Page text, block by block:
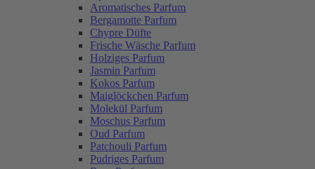
Aromatisches Parfum
Bergamotte Parfum
Chypre Düfte
Frische Wäsche Parfum
Holziges Parfum
Jasmin Parfum
Kokos Parfum
Maiglöckchen Parfum
Molekül Parfum
Moschus Parfum
Oud Parfum
Patchouli Parfum
Pudriges Parfum